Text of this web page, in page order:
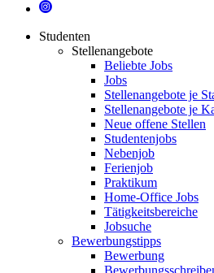
Studenten
Stellenangebote
Beliebte Jobs
Jobs
Stellenangebote je
Stellenangebote je
Neue offene Stellen
Studentenjobs
Nebenjob
Ferienjob
Praktikum
Home-Office Jobs
Tätigkeitsbereiche
Jobsuche
Bewerbungstipps
Bewerbung